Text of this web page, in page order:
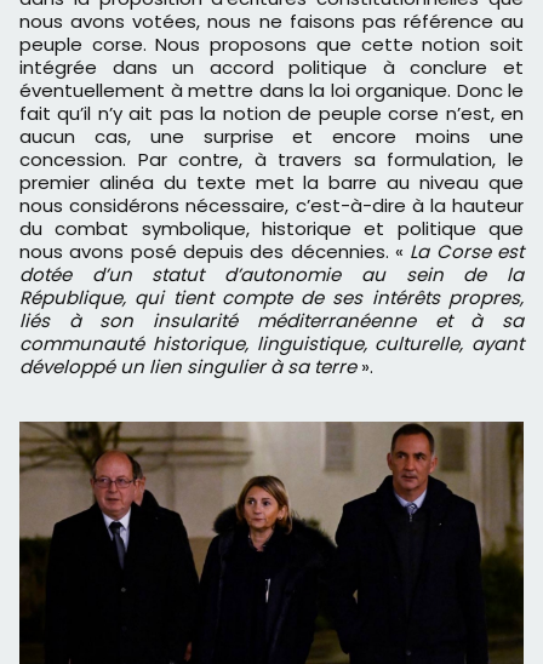
nous avons votées, nous ne faisons pas référence au
peuple corse. Nous proposons que cette notion soit
intégrée dans un accord politique à conclure et
éventuellement à mettre dans la loi organique. Donc le
fait qu’il n’y ait pas la notion de peuple corse n’est, en
aucun cas, une surprise et encore moins une
concession. Par contre, à travers sa formulation, le
premier alinéa du texte met la barre au niveau que
nous considérons nécessaire, c’est-à-dire à la hauteur
du combat symbolique, historique et politique que
nous avons posé depuis des décennies. « La Corse est
dotée d’un statut d’autonomie au sein de la
République, qui tient compte de ses intérêts propres,
liés à son insularité méditerranéenne et à sa
communauté historique, linguistique, culturelle, ayant
développé un lien singulier à sa terre».